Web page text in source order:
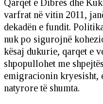
Qarqet e Dibrës dhe
varfrat në vitin 2011,
dekadën e fundit.
nuk po sigurojnë
kësaj dukurie, qarqet e
shpopullohet me
emigracionin kryesisht,
natyrore të shumta.